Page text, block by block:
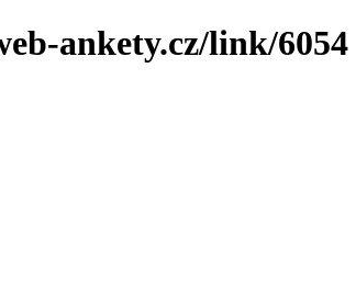
ankety.cz/link/6054